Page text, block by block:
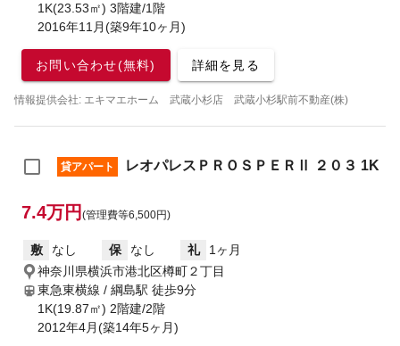
1K(23.53㎡) 3階建/1階
2016年11月(築9年10ヶ月)
お問い合わせ(無料) 詳細を見る
情報提供会社: エキマエホーム 武蔵小杉店 武蔵小杉駅前不動産(株)
貸アパート レオパレスＰＲＯＳＰＥＲⅡ ２０３ 1K
7.4万円 (管理費等6,500円)
敷 なし 保 なし 礼
1ヶ月
神奈川県横浜市港北区樽町２丁目
東急東横線 / 綱島駅 徒歩9分
1K(19.87㎡) 2階建/2階
2012年4月(築14年5ヶ月)